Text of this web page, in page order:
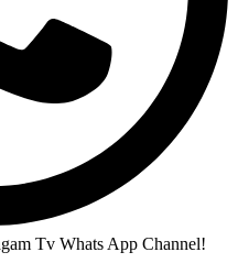
Tv Whats App Channel!